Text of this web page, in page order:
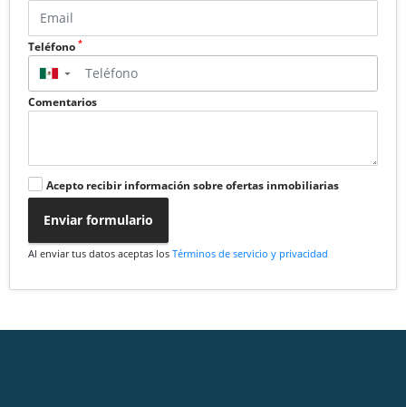
Teléfono *
▼
Comentarios
Acepto recibir información sobre ofertas inmobiliarias
Enviar formulario
Al enviar tus datos aceptas los Términos de servicio y privacidad